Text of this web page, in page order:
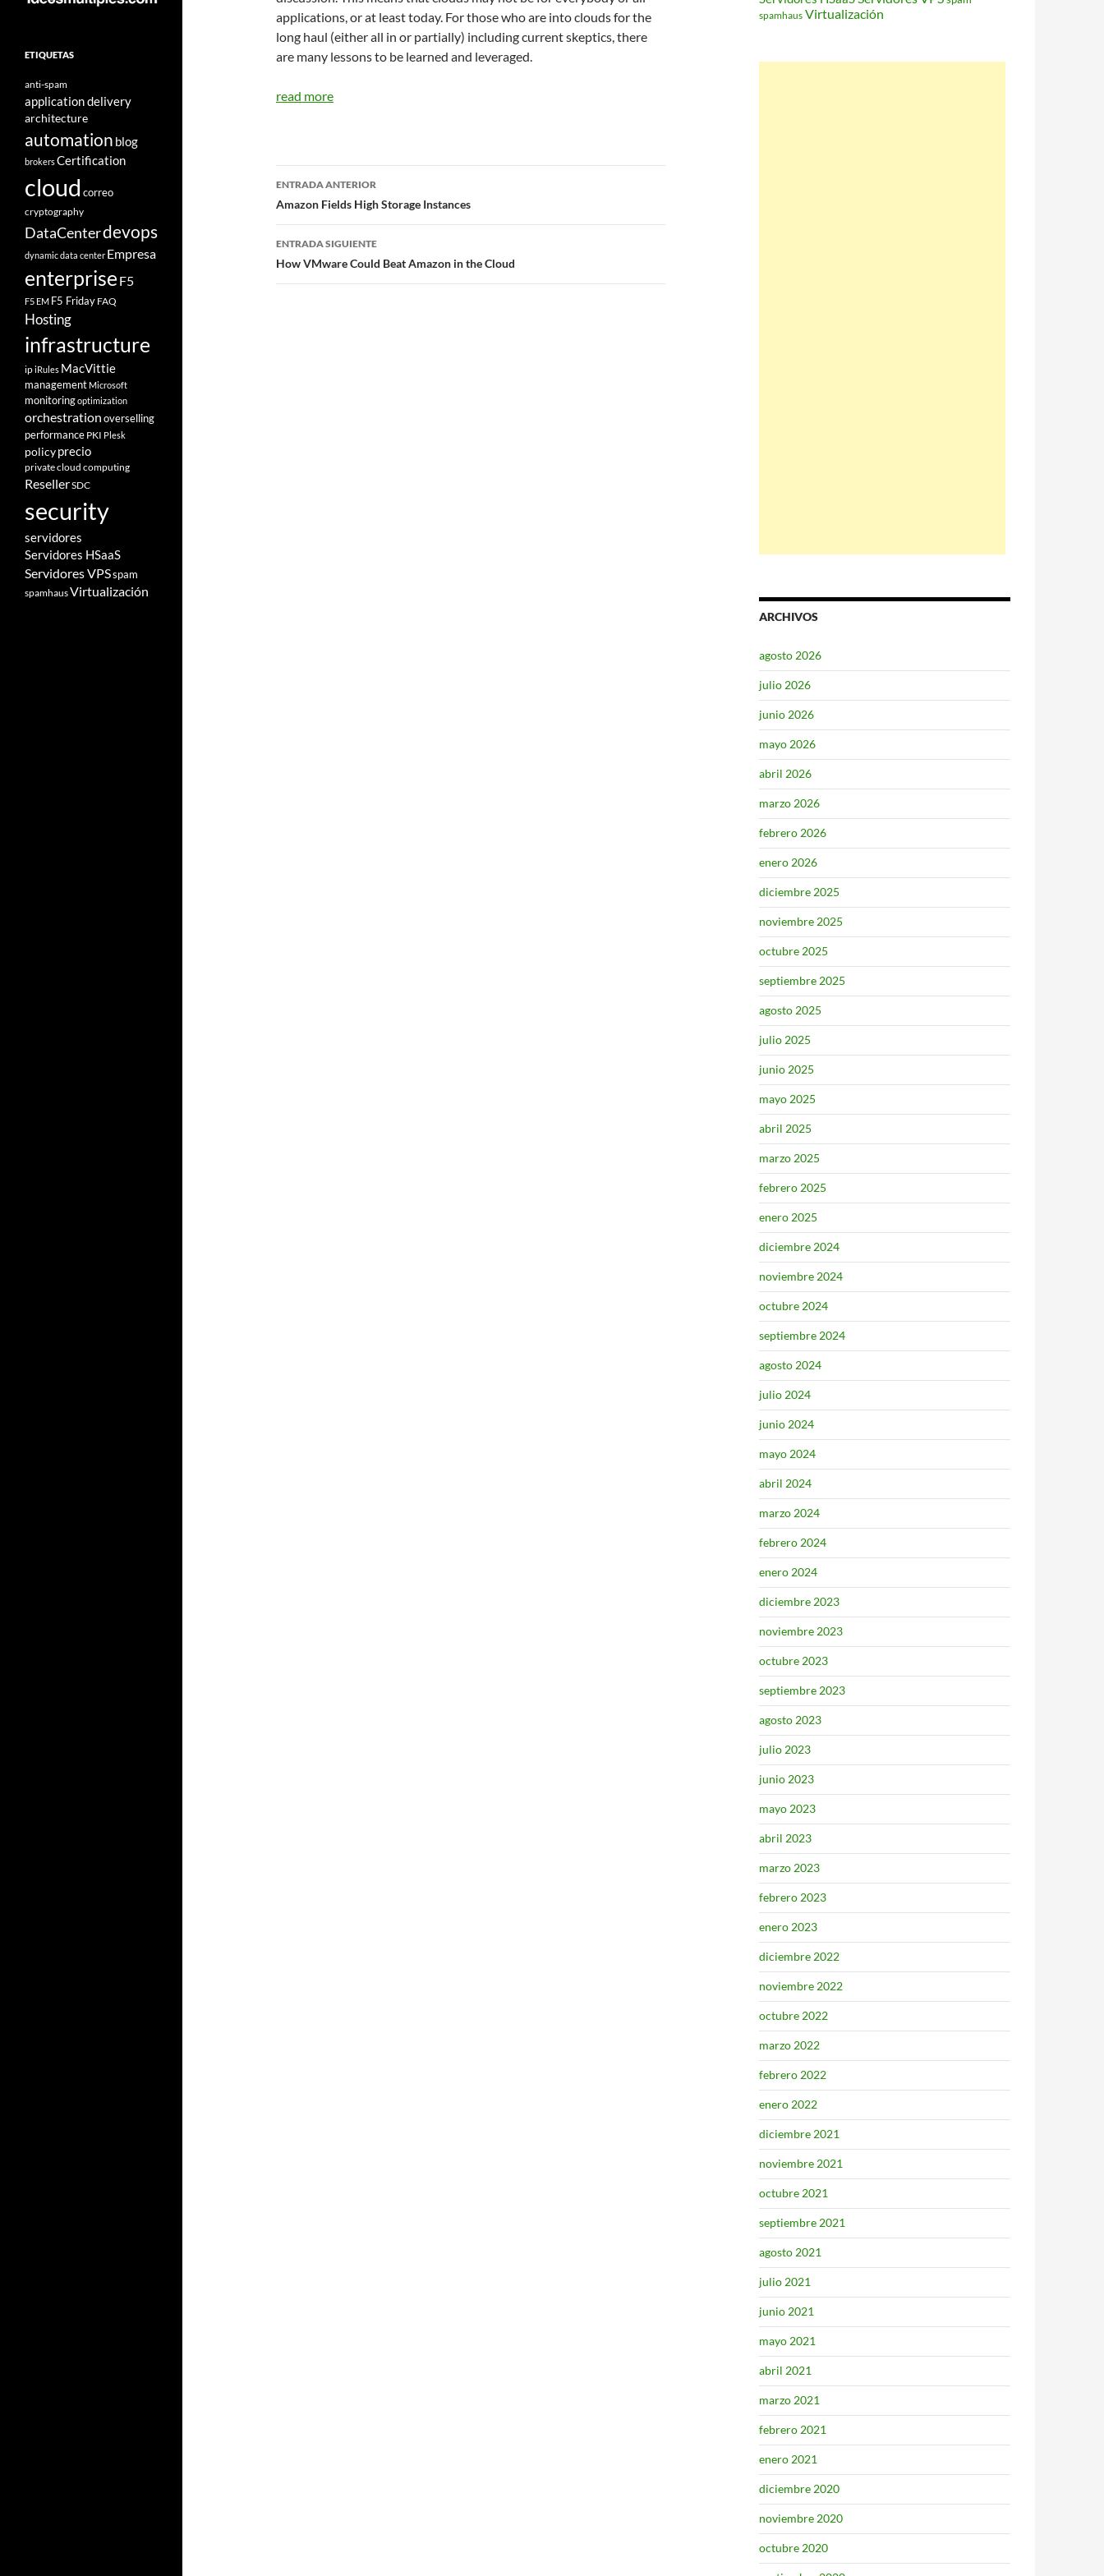
applications, or at least today. For those who are into clouds for the
long haul (either all in or partially) including current skeptics, there
are many lessons to be learned and leveraged.
read more
Navegador
de
entradas
ENTRADA ANTERIOR
Amazon Fields High Storage Instances
ENTRADA SIGUIENTE
How VMware Could Beat Amazon in the Cloud
spamhaus Virtualización
ARCHIVOS
agosto 2026
julio 2026
junio 2026
mayo 2026
abril 2026
marzo 2026
febrero 2026
enero 2026
diciembre 2025
noviembre 2025
octubre 2025
septiembre 2025
agosto 2025
julio 2025
junio 2025
mayo 2025
abril 2025
marzo 2025
febrero 2025
enero 2025
diciembre 2024
noviembre 2024
octubre 2024
septiembre 2024
agosto 2024
julio 2024
junio 2024
mayo 2024
abril 2024
marzo 2024
febrero 2024
enero 2024
diciembre 2023
noviembre 2023
octubre 2023
septiembre 2023
agosto 2023
julio 2023
junio 2023
mayo 2023
abril 2023
marzo 2023
febrero 2023
enero 2023
diciembre 2022
noviembre 2022
octubre 2022
marzo 2022
febrero 2022
enero 2022
diciembre 2021
noviembre 2021
octubre 2021
septiembre 2021
agosto 2021
julio 2021
junio 2021
mayo 2021
abril 2021
marzo 2021
febrero 2021
enero 2021
diciembre 2020
noviembre 2020
octubre 2020
ETIQUETAS
anti-spam
application delivery
architecture
automation blog
brokersCertification
cloud correo
cryptography
DataCenterdevops
dynamic data center Empresa
enterprise F5
F5 EM F5 Friday FAQ
Hosting
infrastructure
ipiRules MacVittie
management Microsoft
monitoringoptimization
orchestrationoverselling
performance PKI Plesk
policyprecio
private cloud computing
ResellerSDC
security
servidores
Servidores HSaaS
Servidores VPSspam
spamhausVirtualización